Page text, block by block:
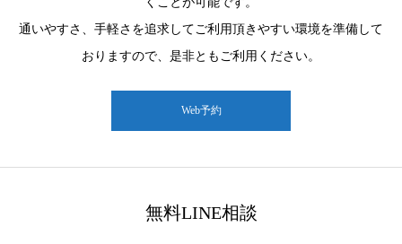
通いやすさ、手軽さを追求してご利用頂きやすい環境を準備して
おりますので、是非ともご利用ください。
Web予約
無料LINE相談